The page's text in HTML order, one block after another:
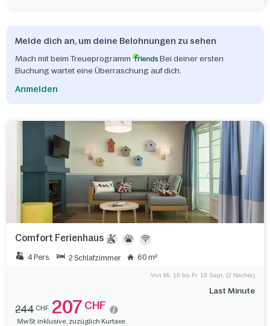
Melde dich an, um deine Belohnungen zu sehen
Mach mit beim Treueprogramm
Bei deiner ersten
Buchung wartet eine Überraschung auf dich.
Anmelden
Comfort Ferienhaus
4 Pers. 2 Schlafzimmer 60 m²
Last Minute
Von Mi. 16 bis Fr. 18 Sept. (2 Nächte)
244 CHF 207 CHF
MwSt. inklusive, zuzüglich Kurtaxe.